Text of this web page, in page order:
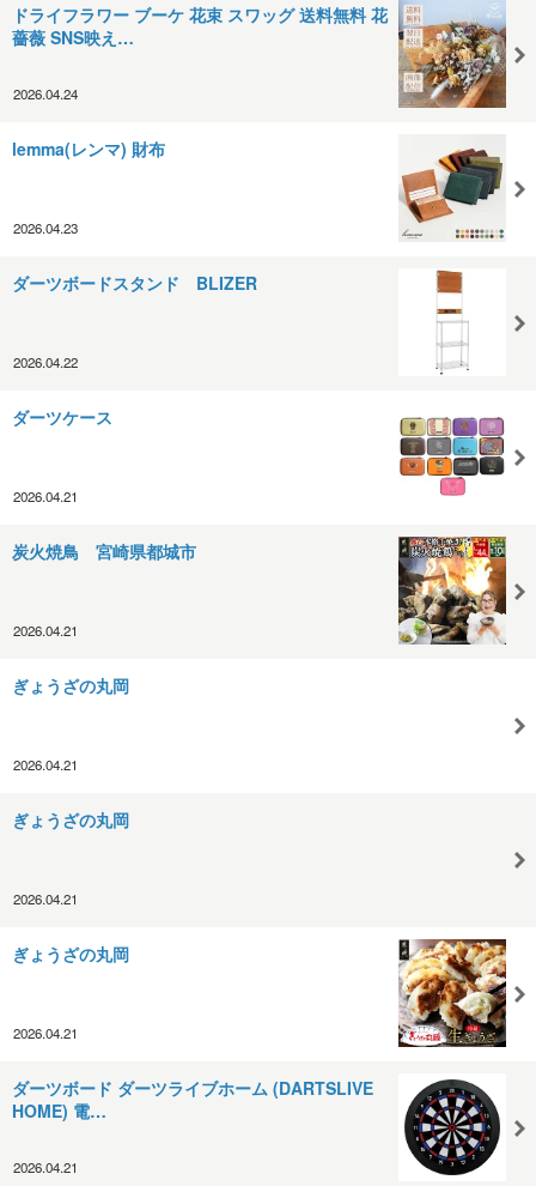
ドライフラワー ブーケ 花束 スワッグ 送料無料 花
薔薇 SNS映え…
2026.04.24
lemma(レンマ) 財布
2026.04.23
ダーツボードスタンド BLIZER
2026.04.22
ダーツケース
2026.04.21
炭火焼鳥 宮崎県都城市
2026.04.21
ぎょうざの丸岡
2026.04.21
ぎょうざの丸岡
2026.04.21
ぎょうざの丸岡
2026.04.21
ダーツボード ダーツライブホーム (DARTSLIVE
HOME) 電…
2026.04.21